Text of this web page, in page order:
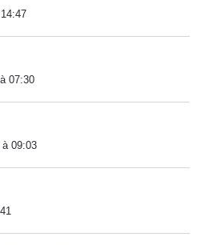
07:30
à 09:03